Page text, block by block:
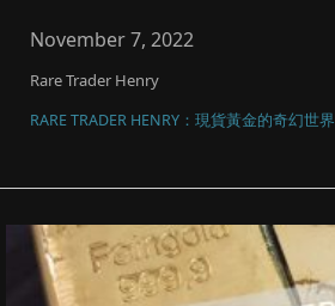
November 7, 2022
Rare Trader Henry
RARE TRADER HENRY：現貨黃金的奇幻世界